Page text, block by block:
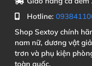
Hotline:
Shop Sextoy chính
nam nữ, dương vật
trơn và phụ kiện
toàn quốc.